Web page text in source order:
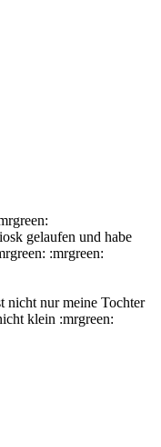
gelaufen und habe
:mrgreen:
nicht nur meine Tochter
klein :mrgreen: